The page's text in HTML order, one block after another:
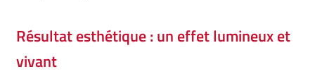
Résultat esthétique : un effet lumineux et
vivant